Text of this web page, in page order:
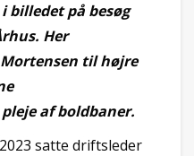
billedet på besøg
Her
til højre
af boldbaner.
satte driftsleder